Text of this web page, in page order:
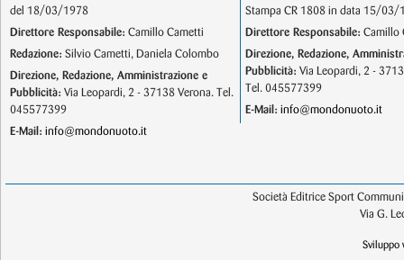
del 18/03/1978
Direttore Responsabile: Camillo Cametti
Redazione: Silvio Cametti, Daniela Colombo
Direzione, Redazione, Amministrazione e
Pubblicità: Via Leopardi, 2 - 37138 Verona. Tel.
045577399
E-Mail: info@mondonuoto.it
Stampa CR 1808 in data 15/03/
Direttore Responsabile: Camillo
Direzione, Redazione,
Pubblicità: Via Leopardi, 2 -
Tel. 045577399
E-Mail: info@mondonuoto.it
Società Editrice Sport
Via G.
Sviluppo